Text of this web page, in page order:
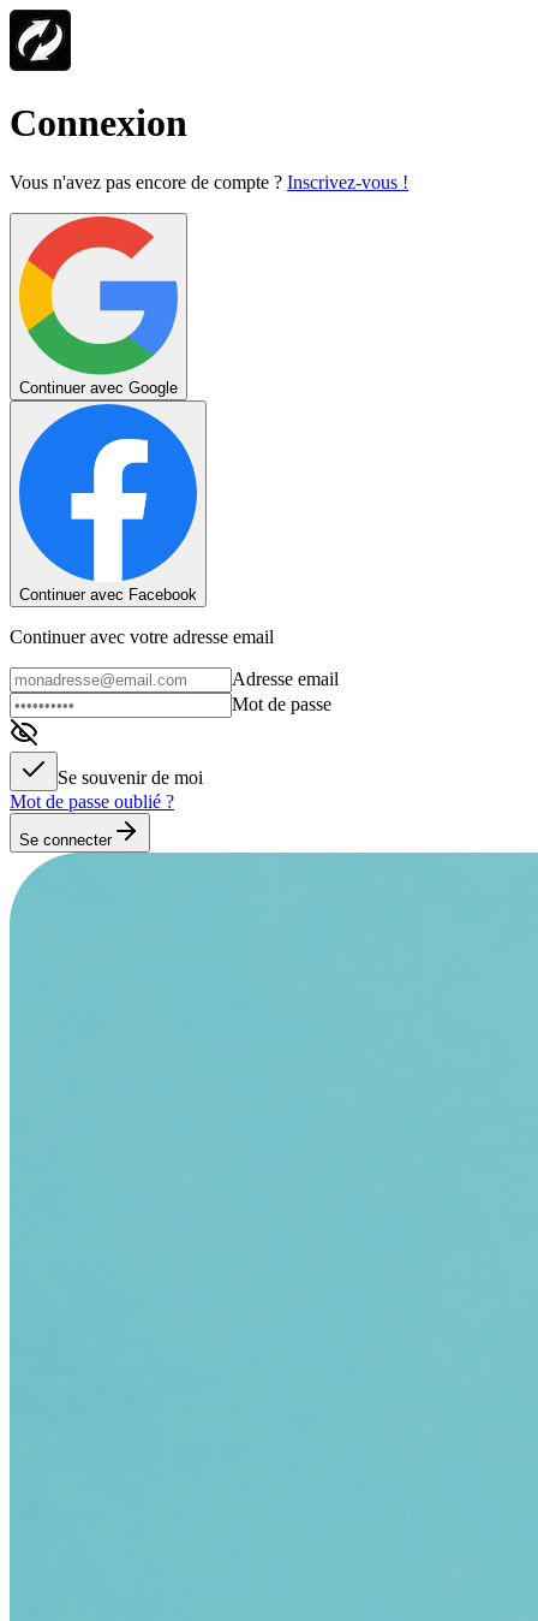
Connexion
Vous n'avez pas encore de compte ? Inscrivez-vous !
Continuer avec Google
Continuer avec Facebook
Continuer avec votre adresse email
Adresse email
Mot de passe
Se souvenir de moi
Mot de passe oublié ?
Se connecter